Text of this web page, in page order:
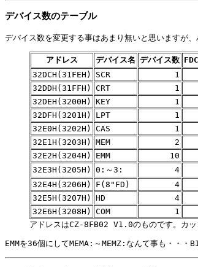
デバイス数のテーブル
デバイス数を変更する事はあまり無いと思いますが
アドレス デバイス名 デバイス数
32DCH(31FEH)
SCR 1
32DDH(31FFH)
CRT 1
32DEH(3200H)
KEY 1
32DFH(3201H)
LPT 1
32E0H(3202H)
CAS 1
32E1H(3203H)
MEM 2
32E2H(3204H)
EMM 10
32E3H(3205H)
0:～3: 4
32E4H(3206H)
F(8"FD) 4
32E5H(3207H)
HD 4
32E6H(3208H)
COM 1
アドレスはCZ-8FB02 V1.0のものです。カ
EMMを36個にしてMEMA:～MEMZ:なんて事も・・